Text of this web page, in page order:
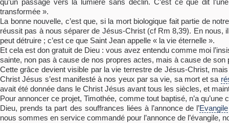
qu’un passage vers la lumière sans déclin. C’est ce que dit
transformée ».
La bonne nouvelle, c’est que, si la mort biologique fait partie de
réussit pas à nous séparer de Jésus-Christ (cf Rm 8,39). En nous,
peut détruire ; c’est ce que Saint Jean appelle « la vie éternelle ».
Et cela est don gratuit de Dieu : vous avez entendu comme moi
sainte, non pas à cause de nos propres actes, mais à cause de son
Cette grâce devient visible par la vie terrestre de Jésus-Christ,
Christ Jésus s’est manifesté à nos yeux par sa vie, sa mort et sa
avait été donnée dans le Christ Jésus avant tous les siècles, et
Pour annoncer ce projet, Timothée, comme tout baptisé, n’a
Dieu, prends ta part des souffrances liées à l’annonce de l’Evangile
nous sommes en service commandé pour l’annonce de l’évangile,